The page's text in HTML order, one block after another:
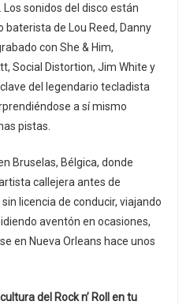
sonidos del disco están
de Lou Reed, Danny
con She & Him,
Social Distortion, Jim White y
del legendario tecladista
a sí mismo
pistas.
Bruselas, Bélgica, donde
callejera antes de
licencia de conducir, viajando
aventón en ocasiones,
en Nueva Orleans hace unos
del Rock n’ Roll en tu